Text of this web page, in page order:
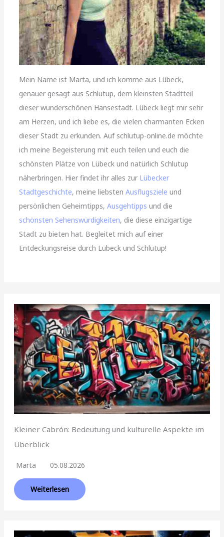
Mein Name ist Marta, und ich komme aus Lübeck,
genauer gesagt aus Schlutup, dem kleinsten Stadtteil
dieser wunderschönen Hansestadt. Lübeck liegt mir sehr
am Herzen, und ich liebe es, die vielen charmanten Ecken
dieser Stadt zu erkunden. Auf schlutup-online.de möchte
ich meine Begeisterung mit euch teilen und euch die
schönsten Plätze von Lübeck und natürlich Schlutup
näherbringen. Hier findet ihr alles zur Lübecker
Stadtgeschichte, meine liebstenAusflugsziele und
persönlichen Geheimtipps,Ausgehtipps und die
schönsten Sehenswürdigkeiten, die diese einzigartige
Stadt zu bieten hat. Begleitet mich auf einer
Entdeckungsreise durch Lübeck und Schlutup!
Kleiner Cabrón: Bedeutung und kulturelle Aspekte im
Überblick
Marta 05.08.2026
Weiterlesen